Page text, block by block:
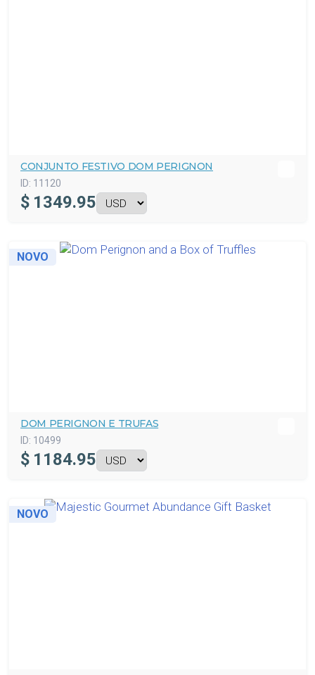
CONJUNTO FESTIVO DOM PERIGNON
ID: 11120
$ 1349.95
NOVO
DOM PERIGNON E TRUFAS
ID: 10499
$ 1184.95
NOVO